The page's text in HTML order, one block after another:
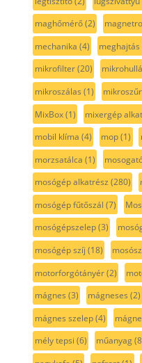
maghőmérő(2)
mechanika (4) meghajtás
mikrofilter(20)
mikroszálas (1)
MixBox(1) mixergép
mobil klíma (4) mop(1)
morzsatálca (1)
mosógép alkatrész (280)
mosógép fűtőszál (7)
mosógépszelep(3)
mosógép szíj (18)
motorforgótányér(2)
mágnes (3) mágneses (2)
mágnes szelep(4)
mély tepsi (6) műanyag